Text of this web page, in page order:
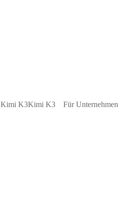
Kimi K3Kimi K3 Für Unternehmen